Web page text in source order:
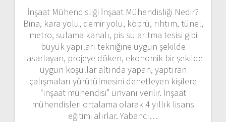
İnşaat Mühendisliği İnşaat Mühendisliği Nedir?
Bina, kara yolu, demir yolu, köprü, rıhtım, tünel,
metro, sulama kanalı, pis su arıtma tesisi gibi
büyük yapıları tekniğine uygun şekilde
tasarlayan, projeye döken, ekonomik bir şekilde
uygun koşullar altında yapan, yaptıran
çalışmaları yürütülmesini denetleyen kişilere
“inşaat mühendisi” unvanı verilir. İnşaat
mühendisleri ortalama olarak 4 yıllık lisans
eğitimi alırlar. Yabancı…